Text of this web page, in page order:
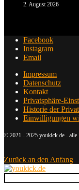
2. August 2026
Facebook
Instagram
Email
Impressum
Datenschutz
Kontakt
Privatsphäre-
Historie der
Einwilligungen
© 2021 - 2025 youkick.de - alle
Zurück an den Anfang